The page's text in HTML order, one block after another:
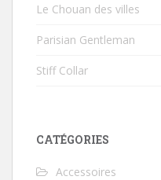
Le Chouan des villes
Parisian Gentleman
Stiff Collar
CATÉGORIES
Accessoires